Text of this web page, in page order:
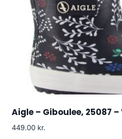
Aigle – Giboulee, 25087
449.00 kr.